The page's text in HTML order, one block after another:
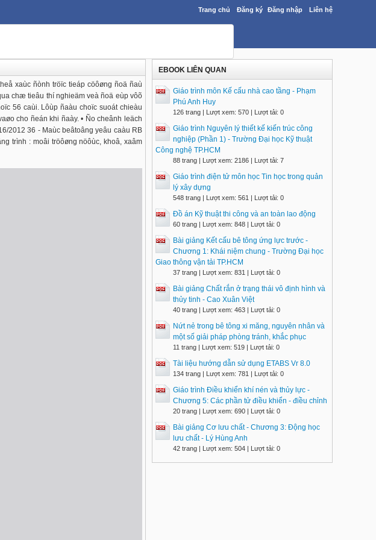
Trang chủ Đăng ký Đăng nhập Liên hệ
xaùc ñònh tröïc tieáp cöôøng ñoä ñaù
chæ tieâu thí nghieäm veà ñoä eùp vôõ
56 caùi. Lôùp ñaàu choïc suoát chieàu
cho ñeán khi ñaày. • Ño cheânh leäch
2012 36 - Maùc beâtoâng yeâu caàu RB
trình : moâi tröôøng nöôùc, khoâ, xaâm
EBOOK LIÊN QUAN
Giáo trình môn Kế cấu nhà cao tầng - Phạm
Phú Anh Huy
126 trang | Lượt xem: 570 | Lượt tải: 0
Giáo trình Nguyên lý thiết kế kiến trúc công
nghiệp (Phần 1) - Trường Đại học Kỹ thuật
Công nghệ TP.HCM
88 trang | Lượt xem: 2186 | Lượt tải: 7
Giáo trình điện tử môn học Tin học trong quản
lý xây dựng
548 trang | Lượt xem: 561 | Lượt tải: 0
Đồ án Kỹ thuật thi công và an toàn lao động
60 trang | Lượt xem: 848 | Lượt tải: 0
Bài giảng Kết cấu bê tông ứng lực trước -
Chương 1: Khái niệm chung - Trường Đại học
Giao thông vận tải TP.HCM
37 trang | Lượt xem: 831 | Lượt tải: 0
Bài giảng Chất rắn ở trạng thái vô định hình và
thủy tinh - Cao Xuân Việt
40 trang | Lượt xem: 463 | Lượt tải: 0
Nứt nẻ trong bê tông xi măng, nguyên nhân và
một số giải pháp phòng tránh, khắc phục
11 trang | Lượt xem: 519 | Lượt tải: 0
Tài liệu hướng dẫn sử dụng ETABS Vr 8.0
134 trang | Lượt xem: 781 | Lượt tải: 0
Giáo trình Điều khiển khí nén và thủy lực -
Chương 5: Các phần tử điều khiển - điều chỉnh
20 trang | Lượt xem: 690 | Lượt tải: 0
Bài giảng Cơ lưu chất - Chương 3: Động học
lưu chất - Lý Hùng Anh
42 trang | Lượt xem: 504 | Lượt tải: 0